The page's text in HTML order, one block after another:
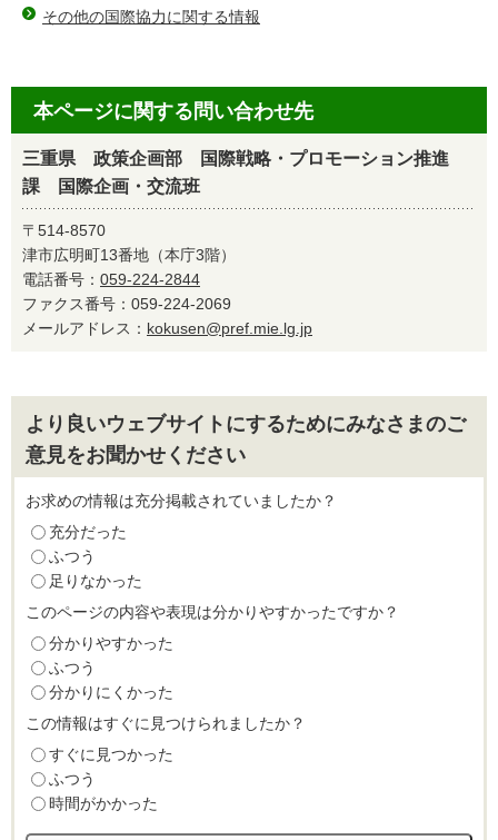
その他の国際協力に関する情報
本ページに関する問い合わせ先
三重県 政策企画部 国際戦略・プロモーション推進
課 国際企画・交流班
〒514-8570
津市広明町13番地（本庁3階）
電話番号： 059-224-2844
ファクス番号：059-224-2069
メールアドレス： kokusen@pref.mie.lg.jp
より良いウェブサイトにするためにみなさまのご
意見をお聞かせください
お求めの情報は充分掲載されていましたか？
充分だった
ふつう
足りなかった
このページの内容や表現は分かりやすかったですか？
分かりやすかった
ふつう
分かりにくかった
この情報はすぐに見つけられましたか？
すぐに見つかった
ふつう
時間がかかった